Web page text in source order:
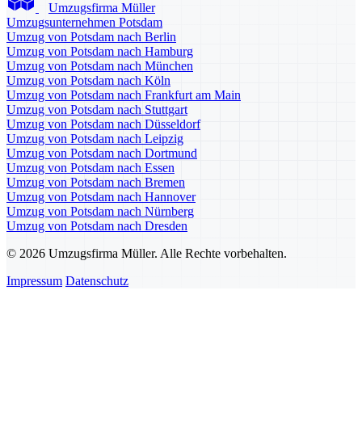
Umzugsfirma Müller
Umzugsunternehmen Potsdam
Umzug von Potsdam nach Berlin
Umzug von Potsdam nach Hamburg
Umzug von Potsdam nach München
Umzug von Potsdam nach Köln
Umzug von Potsdam nach Frankfurt am Main
Umzug von Potsdam nach Stuttgart
Umzug von Potsdam nach Düsseldorf
Umzug von Potsdam nach Leipzig
Umzug von Potsdam nach Dortmund
Umzug von Potsdam nach Essen
Umzug von Potsdam nach Bremen
Umzug von Potsdam nach Hannover
Umzug von Potsdam nach Nürnberg
Umzug von Potsdam nach Dresden
© 2026 Umzugsfirma Müller. Alle Rechte vorbehalten.
Impressum Datenschutz